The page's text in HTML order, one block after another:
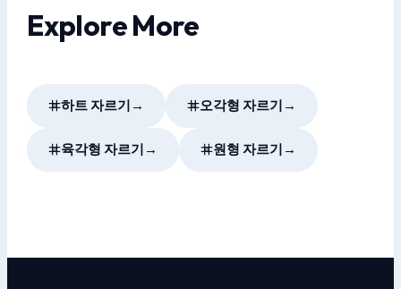
Explore More
하트 자르기 → 오각형 자르기 →
육각형 자르기 → 원형 자르기 →